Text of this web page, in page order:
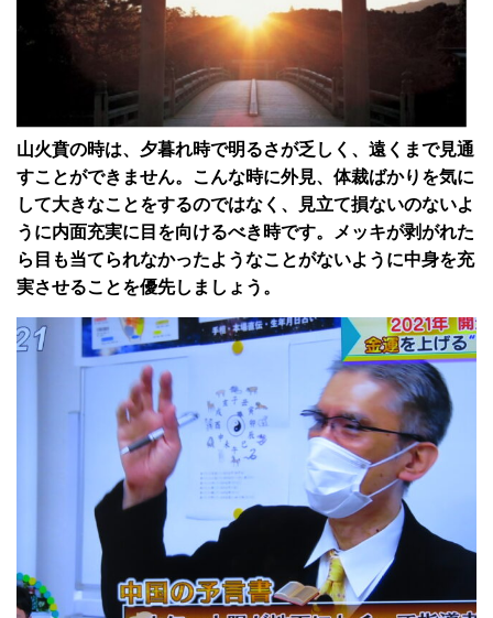
山火賁の時は、夕暮れ時で明るさが乏しく、遠くまで見通
すことができません。こんな時に外見、体裁ばかりを気に
して大きなことをするのではなく、見立て損ないのないよ
うに内面充実に目を向けるべき時です。メッキが剥がれた
ら目も当てられなかったようなことがないように中身を充
実させることを優先しましょう。